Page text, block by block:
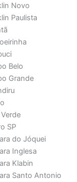
Novo
Paulista
Belo
Grande
SP
do Jóquei
Inglesa
Klabin
Santo Antonio